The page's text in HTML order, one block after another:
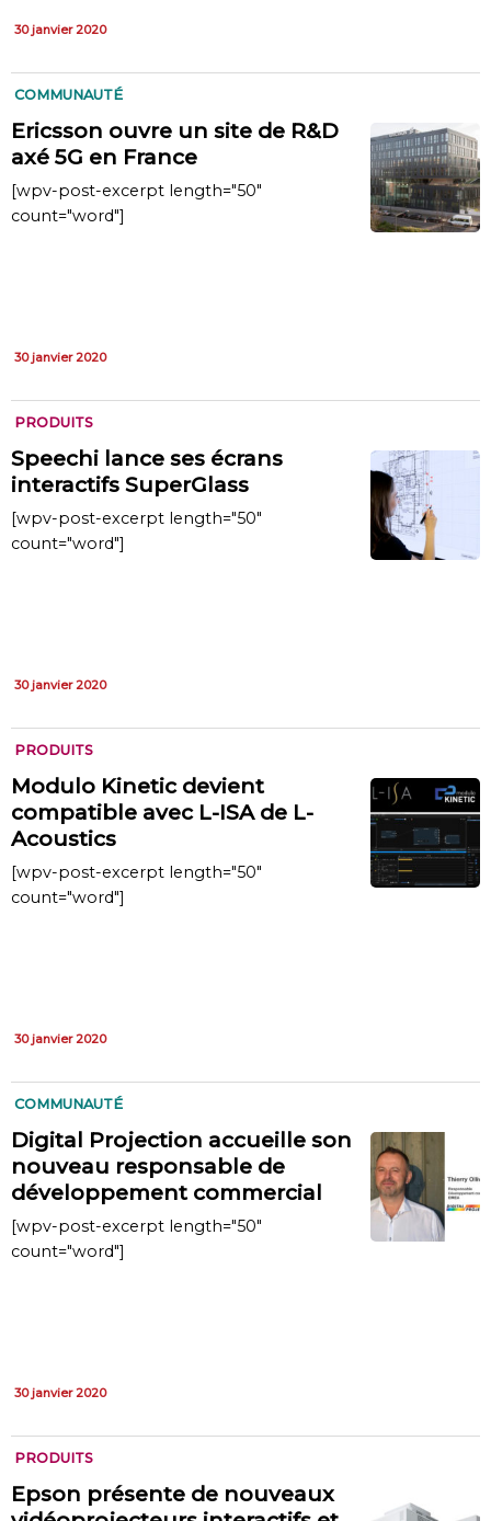
30 janvier 2020
COMMUNAUTÉ
Ericsson ouvre un site de R&D
axé 5G en France
[wpv-post-excerpt length="50"
count="word"]
30 janvier 2020
PRODUITS
Speechi lance ses écrans
interactifs SuperGlass
[wpv-post-excerpt length="50"
count="word"]
30 janvier 2020
PRODUITS
Modulo Kinetic devient
compatible avec L-ISA de L-
Acoustics
[wpv-post-excerpt length="50"
count="word"]
30 janvier 2020
COMMUNAUTÉ
Digital Projection accueille son
nouveau responsable de
développement commercial
[wpv-post-excerpt length="50"
count="word"]
30 janvier 2020
PRODUITS
Epson présente de nouveaux